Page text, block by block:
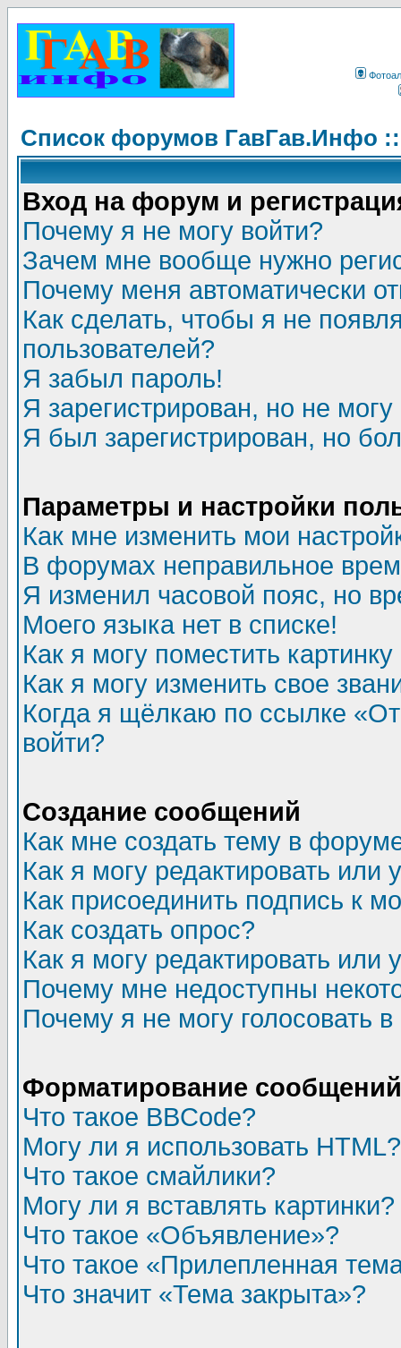
Список форумов ГавГав.Инфо
Вход на форум и
Почему я не могу войти?
Зачем мне вообще нужно
Почему меня автоматически
Как сделать, чтобы я не
пользователей?
Я забыл пароль!
Я зарегистрирован, но не могу
Я был зарегистрирован, но
Параметры и настройки
Как мне изменить мои
В форумах неправильное
Я изменил часовой пояс, но
Моего языка нет в списке!
Как я могу поместить
Как я могу изменить свое
Когда я щёлкаю по ссылке
войти?
Создание сообщений
Как мне создать тему в
Как я могу редактировать или
Как присоединить подпись к
Как создать опрос?
Как я могу редактировать или
Почему мне недоступны
Почему я не могу голосовать
Форматирование
Что такое BBCode?
Могу ли я использовать HTML?
Что такое смайлики?
Могу ли я вставлять картинки?
Что такое «Объявление»?
Что такое «Прилепленная
Что значит «Тема закрыта»?